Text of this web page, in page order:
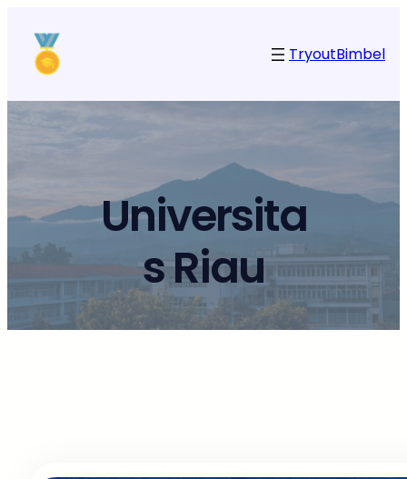
TryoutBimbel
Universita
s Riau